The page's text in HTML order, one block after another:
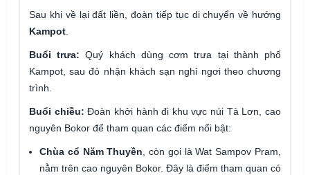
Sau khi về lại đất liền, đoàn tiếp tục di chuyển về hướng
Kampot
Buổi trưa: Quý khách dùng cơm trưa tại thành phố
Kampot, sau đó nhận khách sạn nghỉ ngơi theo chương
trình.
Buổi chiều: Đoàn khởi hành đi khu vực núi Tà Lơn, cao
nguyên Bokor để tham quan các điểm nổi bật:
Chùa cổ Năm Thuyền , còn gọi là Wat Sampov Pram,
nằm trên cao nguyên Bokor. Đây là điểm tham quan có